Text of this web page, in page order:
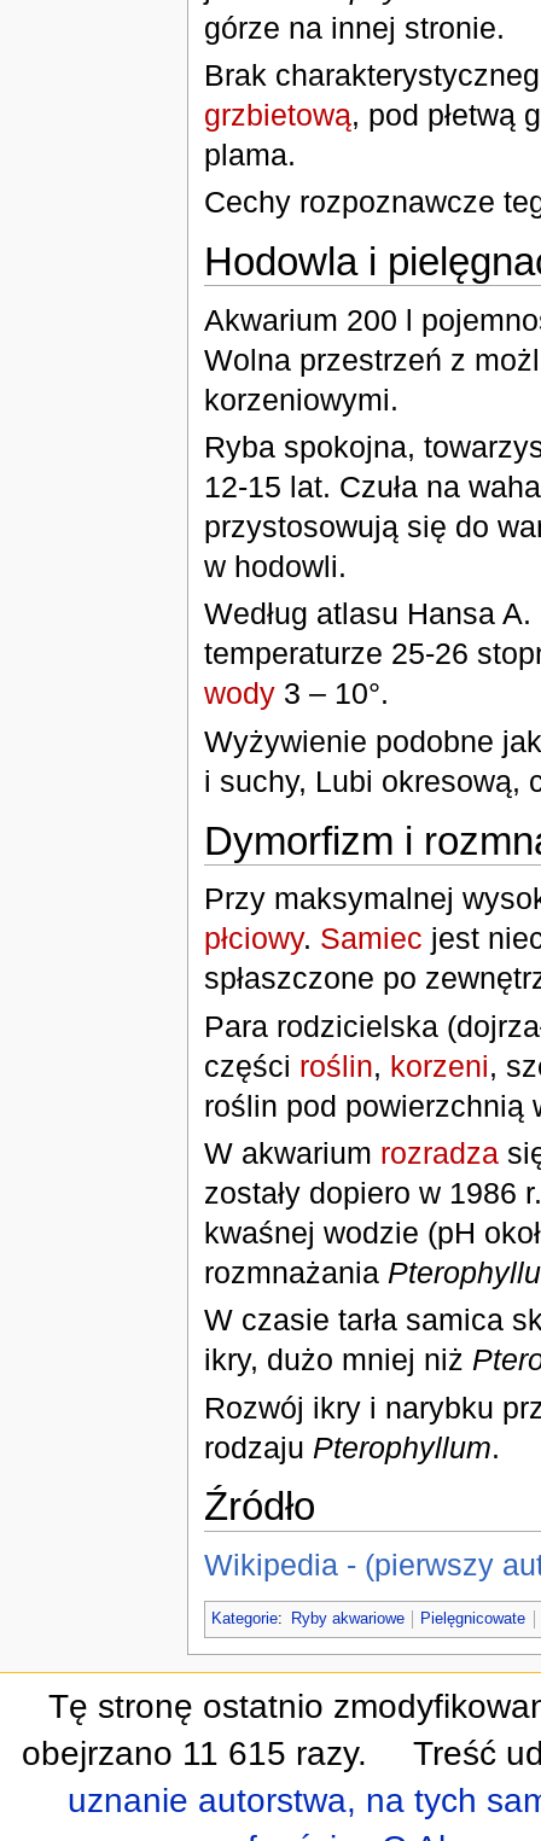
górze na innej stronie.
Brak
grzbietową, pod płetwą
plama.
Cechy rozpoznawcze
Hodowla i
Akwarium 200 l
Wolna przestrzeń z
korzeniowymi.
Ryba spokojna,
12-15 lat. Czuła na
przystosowują się do
w hodowli.
Według atlasu Hansa
temperaturze 25-26
wody3 – 10°.
Wyżywienie podobne
i suchy, Lubi okresową,
Dymorfizm i
Przy maksymalnej
płciowy. Samiec jest
spłaszczone po
Para rodzicielska
części roślin, korzeni,
roślin pod powierzchnią
W akwarium rozradza
zostały dopiero w 1986
kwaśnej wodzie (pH
rozmnażania
W czasie tarła samica
ikry, dużo mniej niż
Rozwój ikry i narybku
rodzaju Pterophyllum.
Źródło
Wikipedia - (pierwszy
Kategorie: Ryby akwariowe Pielęgnicowate
Tę stronę ostatnio
obejrzano 11 615 razy.
Treść
uznanie autorstwa, na tych